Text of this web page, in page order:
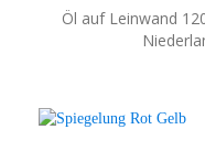
Öl auf Leinwand